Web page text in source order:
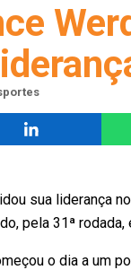
sua liderança
pela 31ª
o dia a um